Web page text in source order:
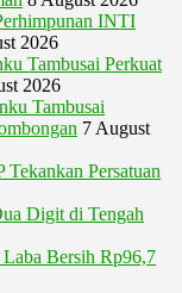
INTI
2026
Tambusai Perkuat
2026
Tambusai
7 August
Persatuan
Digit di Tengah
Bersih Rp96,7